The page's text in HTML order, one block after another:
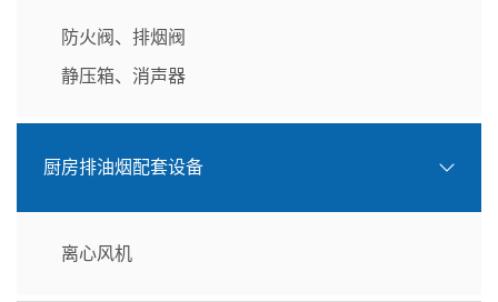
防火阀、排烟阀
静压箱、消声器
厨房排油烟配套设备
离心风机